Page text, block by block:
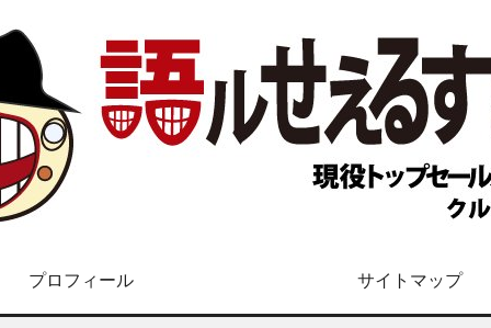
プロフィール サイトマップ